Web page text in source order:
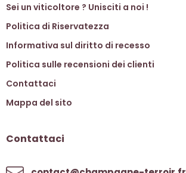
Sei un viticoltore ? Unisciti a noi !
Politica di Riservatezza
Informativa sul diritto di recesso
Politica sulle recensioni dei clienti
Contattaci
Mappa del sito
Contattaci